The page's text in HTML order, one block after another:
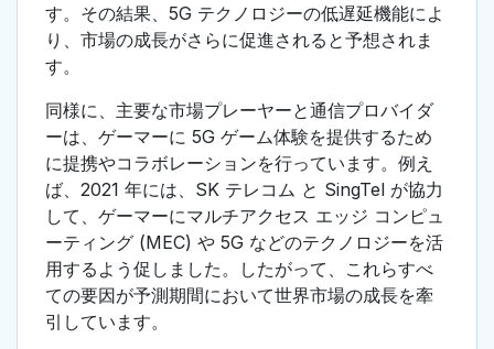
す。その結果、5G テクノロジーの低遅延機能によ
り、市場の成長がさらに促進されると予想されま
す。
同様に、主要な市場プレーヤーと通信プロバイダ
ーは、ゲーマーに 5G ゲーム体験を提供するため
に提携やコラボレーションを行っています。例え
ば、2021 年には、SK テレコム と SingTel が協力
して、ゲーマーにマルチアクセス エッジ コンピュ
ーティング (MEC) や 5G などのテクノロジーを活
用するよう促しました。したがって、これらすべ
ての要因が予測期間において世界市場の成長を牽
引しています。